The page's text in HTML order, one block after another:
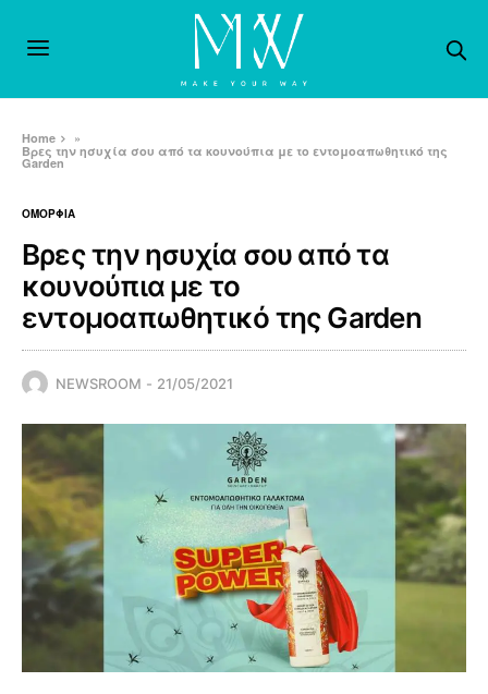
Home
»
Βρες την ησυχία σου από τα κουνούπια με το εντομοαπωθητικό της
Garden
ΟΜΟΡΦΙΑ
Βρες την ησυχία σου από τα
κουνούπια με το
εντομοαπωθητικό της Garden
NEWSROOM 21/05/2021